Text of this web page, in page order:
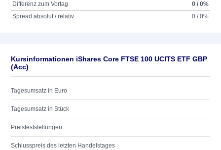
Differenz zum Vortag
0 / 0%
Spread absolut / relativ
0 / 0%
Kursinformationen iShares Core FTSE 100 UCITS ETF GBP
(Acc)
Tagesumsatz in Euro
Tagesumsatz in Stück
Preisfeststellungen
Schlusspreis des letzten Handelstages